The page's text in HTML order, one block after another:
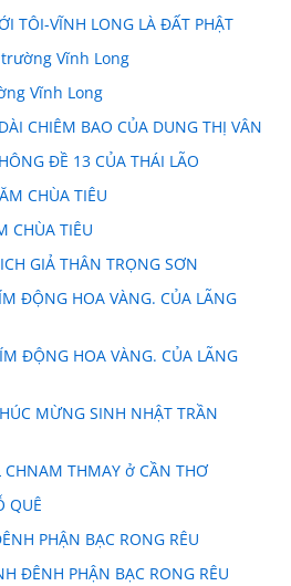
TÔI-VĨNH LONG LÀ ĐẤT PHẬT
Vĩnh Long
Vĩnh Long
CHIÊM BAO CỦA DUNG THỊ VÂN
ĐỀ 13 CỦA THÁI LÃO
CHÙA TIÊU
CHÙA TIÊU
GIẢ THÂN TRỌNG SƠN
ĐỘNG HOA VÀNG. CỦA LÃNG
ĐỘNG HOA VÀNG. CỦA LÃNG
MỪNG SINH NHẬT TRẦN
CHNAM THMAY ở CẦN THƠ
QUÊ
PHẬN BẠC RONG RÊU
ĐÊNH PHẬN BẠC RONG RÊU